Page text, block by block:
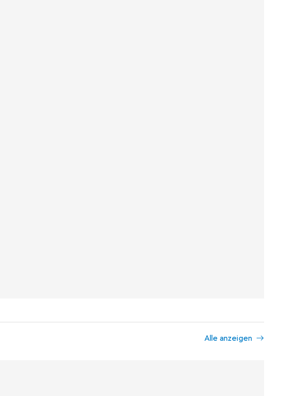
Alle anzeigen